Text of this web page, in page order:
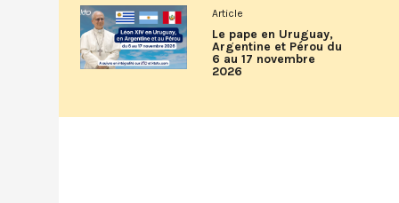
Article
Le pape en Uruguay,
Argentine et Pérou du
6 au 17 novembre
2026